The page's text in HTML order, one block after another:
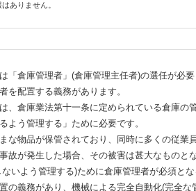
ありません。
「倉庫管理者」(倉庫管理主任者)の選任が必
を配置する義務があります。
、倉庫業法第十一条に定められている倉庫の
よう管理する」ために必要です。
な物品が保管されており、同時に多くの従業
故が発生した場合、その被害は甚大なものと
いよう管理する)ために倉庫管理者が必須とな
の義務があり、機械による完全自動化(完全